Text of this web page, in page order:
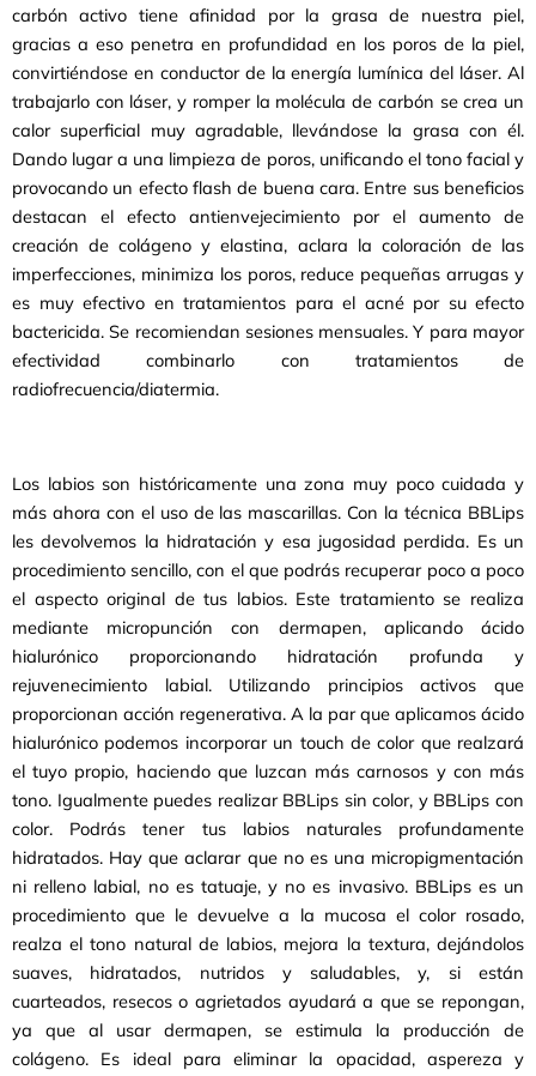
carbón activo tiene afinidad por la grasa de nuestra piel,
gracias a eso penetra en profundidad en los poros de la piel,
convirtiéndose en conductor de la energía lumínica del láser. Al
trabajarlo con láser, y romper la molécula de carbón se crea un
calor superficial muy agradable, llevándose la grasa con él.
Dando lugar a una limpieza de poros, unificando el tono facial y
provocando un efecto flash de buena cara. Entre sus beneficios
destacan el efecto antienvejecimiento por el aumento de
creación de colágeno y elastina, aclara la coloración de las
imperfecciones, minimiza los poros, reduce pequeñas arrugas y
es muy efectivo en tratamientos para el acné por su efecto
bactericida. Se recomiendan sesiones mensuales. Y para mayor
efectividad combinarlo con tratamientos de
radiofrecuencia/diatermia.
Los labios son históricamente una zona muy poco cuidada y
más ahora con el uso de las mascarillas. Con la técnica BBLips
les devolvemos la hidratación y esa jugosidad perdida. Es un
procedimiento sencillo, con el que podrás recuperar poco a poco
el aspecto original de tus labios. Este tratamiento se realiza
mediante micropunción con dermapen, aplicando ácido
hialurónico proporcionando hidratación profunda y
rejuvenecimiento labial. Utilizando principios activos que
proporcionan acción regenerativa. A la par que aplicamos ácido
hialurónico podemos incorporar un touch de color que realzará
el tuyo propio, haciendo que luzcan más carnosos y con más
tono. Igualmente puedes realizar BBLips sin color, y BBLips con
color. Podrás tener tus labios naturales profundamente
hidratados. Hay que aclarar que no es una micropigmentación
ni relleno labial, no es tatuaje, y no es invasivo. BBLips es un
procedimiento que le devuelve a la mucosa el color rosado,
realza el tono natural de labios, mejora la textura, dejándolos
suaves, hidratados, nutridos y saludables, y, si están
cuarteados, resecos o agrietados ayudará a que se repongan,
ya que al usar dermapen, se estimula la producción de
colágeno. Es ideal para eliminar la opacidad, aspereza y